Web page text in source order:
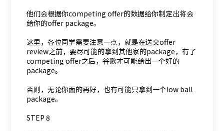
他们会根据你competing offer的数据给你制定出将会
给你的offer package。
这里，各位同学需要注意一点，就是在送交offer
review之前，要尽可能的拿到其他家的package，有了
competing offer之后，谷歌才可能给出一个好的
package。
否则，无论你面的再好，也有可能只拿到一个low ball
package。
STEP 8